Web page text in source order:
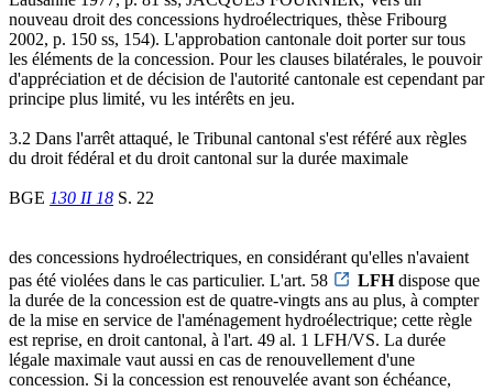
nouveau droit des concessions hydroélectriques, thèse Fribourg
2002, p. 150 ss, 154). L'approbation cantonale doit porter sur tous
les éléments de la concession. Pour les clauses bilatérales, le pouvoir
d'appréciation et de décision de l'autorité cantonale est cependant par
principe plus limité, vu les intérêts en jeu.
3.2 Dans l'arrêt attaqué, le Tribunal cantonal s'est référé aux règles
du droit fédéral et du droit cantonal sur la durée maximale
BGE 130 II 18 S. 22
des concessions hydroélectriques, en considérant qu'elles n'avaient
pas été violées dans le cas particulier. L'art. 58
LFHdispose que
la durée de la concession est de quatre-vingts ans au plus, à compter
de la mise en service de l'aménagement hydroélectrique; cette règle
est reprise, en droit cantonal, à l'art. 49 al. 1 LFH/VS. La durée
légale maximale vaut aussi en cas de renouvellement d'une
concession. Si la concession est renouvelée avant son échéance,